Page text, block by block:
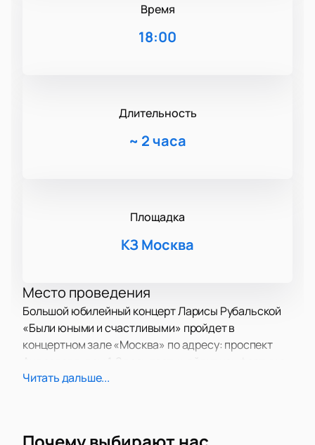
Время
18:00
Длительность
~ 2 часа
Площадка
КЗ Москва
Место проведения
Большой юбилейный концерт Ларисы Рубальской
«Были юными и счастливыми» пройдет в
концертном зале «Москва» по адресу: проспект
атмосферу и отличные условия для встречи с
Читать дальше...